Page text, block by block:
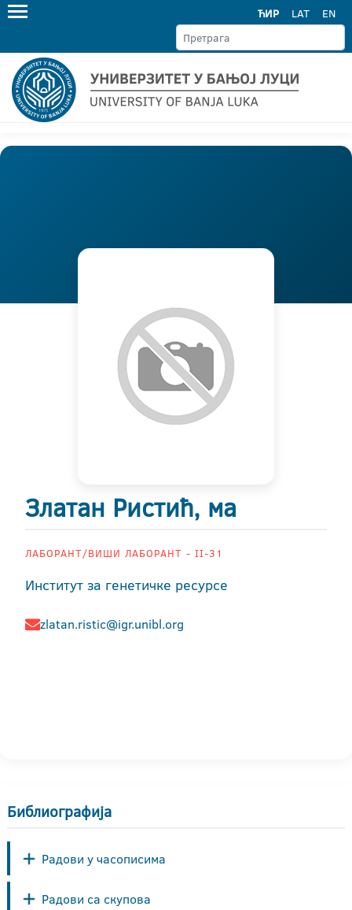
ЋИР LAT EN
Златан Ристић, ма
ЛАБОРАНТ/ВИШИ ЛАБОРАНТ - II-31
Институт за генетичке ресурсе
zlatan.ristic@igr.unibl.org
Библиографија
Радови у часописима
Радови са скупова